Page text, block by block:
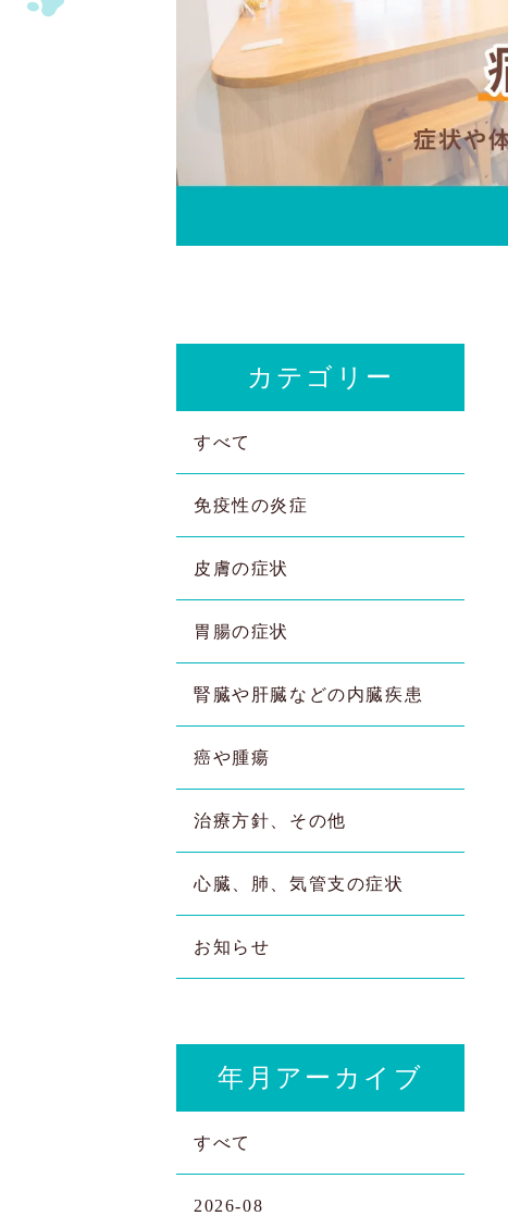
カテゴリー
すべて
免疫性の炎症
皮膚の症状
胃腸の症状
腎臓や肝臓などの内臓疾患
癌や腫瘍
治療方針、その他
心臓、肺、気管支の症状
お知らせ
年月アーカイブ
すべて
2026-08